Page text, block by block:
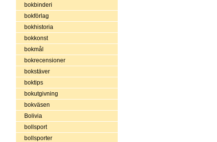
bokbinderi
bokförlag
bokhistoria
bokkonst
bokmål
bokrecensioner
bokstäver
boktips
bokutgivning
bokväsen
Bolivia
bollsport
bollsporter